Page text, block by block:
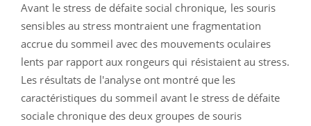
Avant le stress de défaite social chronique, les souris
sensibles au stress montraient une fragmentation
accrue du sommeil avec des mouvements oculaires
lents par rapport aux rongeurs qui résistaient au stress.
Les résultats de l'analyse ont montré que les
caractéristiques du sommeil avant le stress de défaite
sociale chronique des deux groupes de souris